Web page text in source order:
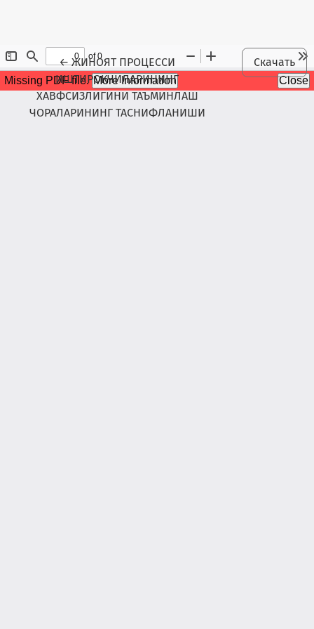
←Maqola tafsilotlariga qaytish
ЖИНОЯТ ПРОЦЕССИ
ИШТИРОКЧИЛАРИНИНГ
ХАВФСИЗЛИГИНИ ТАЪМИНЛАШ
ЧОРАЛАРИНИНГ ТАСНИФЛАНИШИ
Скачать